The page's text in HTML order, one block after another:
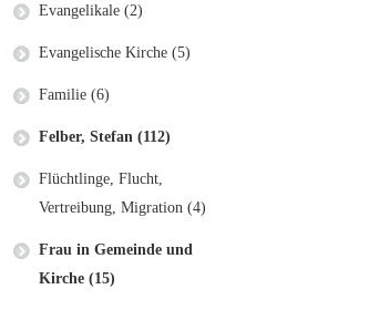
Evangelikale (2)
Evangelische Kirche (5)
Familie (6)
Felber, Stefan (112)
Flüchtlinge, Flucht,
Vertreibung, Migration (4)
Frau in Gemeinde und
Kirche (15)